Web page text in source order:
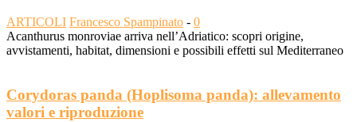
ARTICOLI Francesco Spampinato - 0
Acanthurus monroviae arriva nell’Adriatico: scopri origine,
avvistamenti, habitat, dimensioni e possibili effetti sul Mediterraneo
Corydoras panda (Hoplisoma panda): allevamento
valori e riproduzione